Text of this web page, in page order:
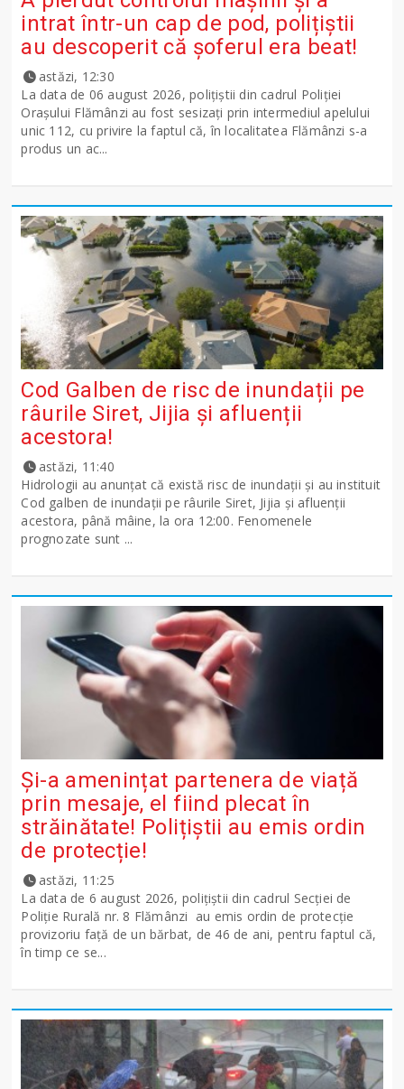
intrat într-un cap de pod, polițiștii
au descoperit că șoferul era beat!
astăzi, 12:30
La data de 06 august 2026, polițiștii din cadrul Poliției
Orașului Flămânzi au fost sesizați prin intermediul apelului
unic 112, cu privire la faptul că, în localitatea Flămânzi s-a
produs un ac...
Cod Galben de risc de inundații pe
râurile Siret, Jijia și afluenții
acestora!
astăzi, 11:40
Hidrologii au anunțat că există risc de inundații și au instituit
Cod galben de inundații pe râurile Siret, Jijia și afluenții
acestora, până mâine, la ora 12:00. Fenomenele
prognozate sunt ...
Și-a amenințat partenera de viață
prin mesaje, el fiind plecat în
străinătate! Polițiștii au emis ordin
de protecție!
astăzi, 11:25
La data de 6 august 2026, polițiștii din cadrul Secției de
Poliție Rurală nr. 8 Flămânzi au emis ordin de protecție
provizoriu față de un bărbat, de 46 de ani, pentru faptul că,
în timp ce se...